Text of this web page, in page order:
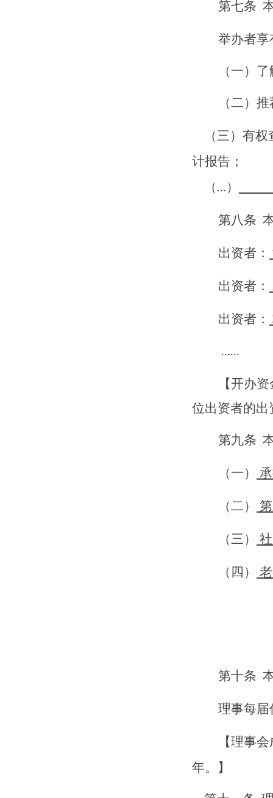
第七条
举办者享
（一）
（二）
（三）有
计报告；
（…）
第八条
出资者：
出资者：
出资者：
……
【开办资
位出资者的出
第九条
（一）
（二）
（三）
（ 四 ）
第十条
理事每届
【理事会
年。
】